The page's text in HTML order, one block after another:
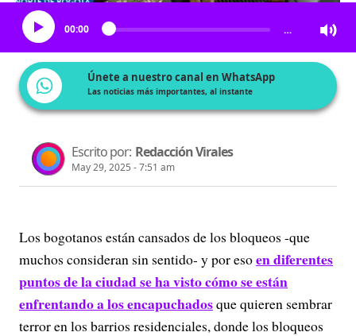
00:00 …
Únete a nuestro canal en WhatsApp
Las noticias más importantes, al instante
Escrito por: Redacción Virales
May 29, 2025 - 7:51 am
Los bogotanos están cansados de los bloqueos -que
muchos consideran sin sentido- y por esoen diferentes
puntos de la ciudad se ha visto cómo se están
enfrentando a los encapuchadosque quieren sembrar
terror en los barrios residenciales, donde los bloqueos